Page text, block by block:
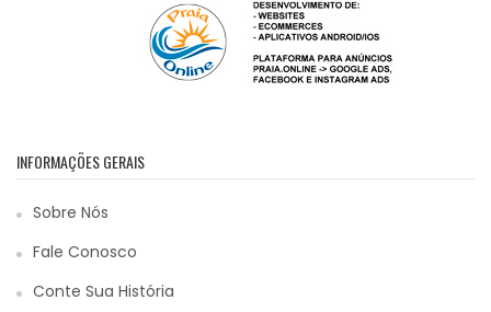
INFORMAÇÕES GERAIS
Sobre Nós
Fale Conosco
Conte Sua História